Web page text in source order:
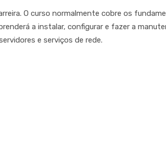
O curso normalmente cobre os
a instalar, configurar e fazer a
e serviços de rede.